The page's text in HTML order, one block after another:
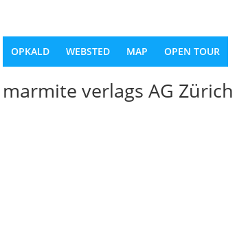
OPKALD WEBSTED MAP OPEN TOUR
marmite verlags AG Zürich